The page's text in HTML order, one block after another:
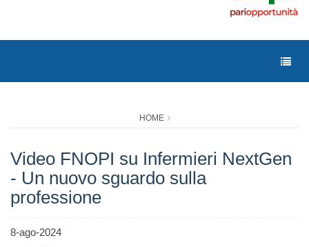
HOME
Video FNOPI su Infermieri NextGen
- Un nuovo sguardo sulla
professione
8-ago-2024